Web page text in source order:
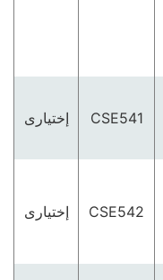
CSE541 إختيارى
CSE542 إختيارى